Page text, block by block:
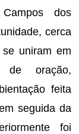
dos
cerca
uniram em
oração,
feita
seguida da
foi